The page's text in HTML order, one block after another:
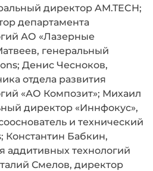
директор AM.TECH;
департамента
АО «Лазерные
генеральный
Денис Чесноков,
отдела развития
«АО Композит»; Михаил
директор «Иннфокус»,
и технический
Константин Бабкин,
аддитивных технологий
Смелов, директор